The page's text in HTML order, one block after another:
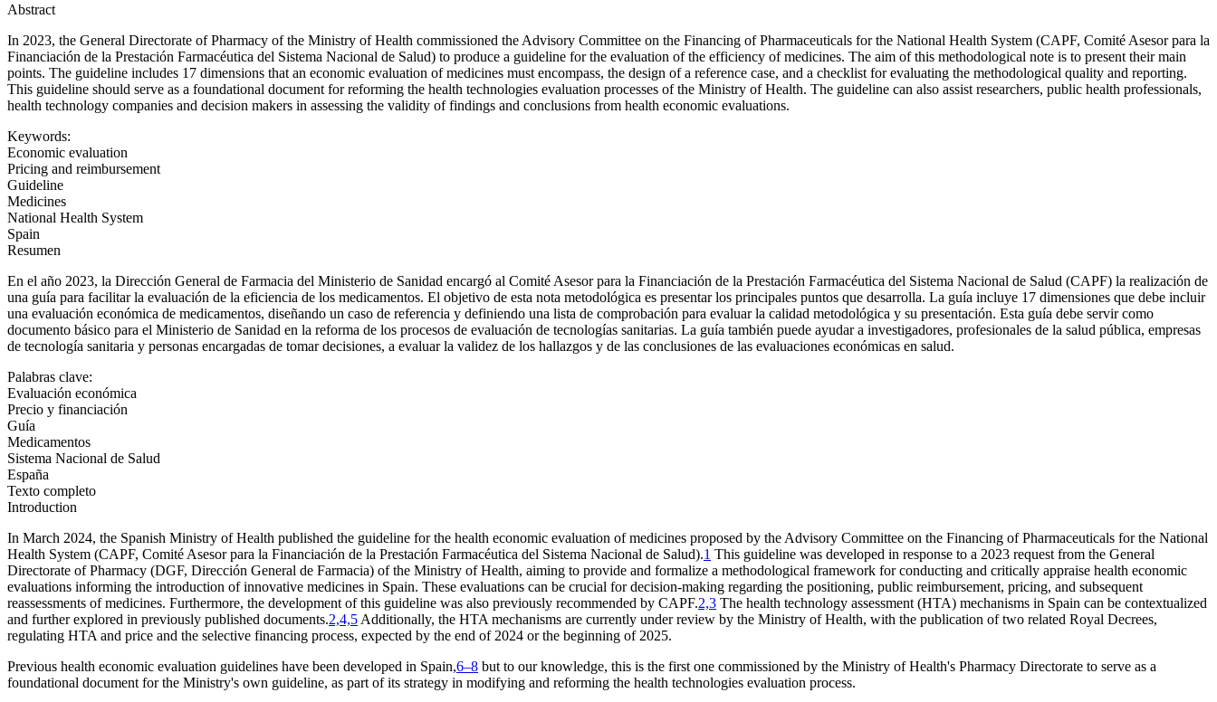
Abstract
In 2023, the General Directorate of Pharmacy of the Ministry of Health commissioned the Advisory Committee on the Financing of Pharmaceuticals for the National Health System (CAPF, Comité Asesor para la
Financiación de la Prestación Farmacéutica del Sistema Nacional de Salud) to produce a guideline for the evaluation of the efficiency of medicines. The aim of this methodological note is to present their main
points. The guideline includes 17 dimensions that an economic evaluation of medicines must encompass, the design of a reference case, and a checklist for evaluating the methodological quality and reporting.
This guideline should serve as a foundational document for reforming the health technologies evaluation processes of the Ministry of Health. The guideline can also assist researchers, public health professionals,
health technology companies and decision makers in assessing the validity of findings and conclusions from health economic evaluations.
Keywords:
Economic evaluation
Pricing and reimbursement
Guideline
Medicines
National Health System
Spain
Resumen
En el año 2023, la Dirección General de Farmacia del Ministerio de Sanidad encargó al Comité Asesor para la Financiación de la Prestación Farmacéutica del Sistema Nacional de Salud (CAPF) la realización de
una guía para facilitar la evaluación de la eficiencia de los medicamentos. El objetivo de esta nota metodológica es presentar los principales puntos que desarrolla. La guía incluye 17 dimensiones que debe incluir
una evaluación económica de medicamentos, diseñando un caso de referencia y definiendo una lista de comprobación para evaluar la calidad metodológica y su presentación. Esta guía debe servir como
documento básico para el Ministerio de Sanidad en la reforma de los procesos de evaluación de tecnologías sanitarias. La guía también puede ayudar a investigadores, profesionales de la salud pública, empresas
de tecnología sanitaria y personas encargadas de tomar decisiones, a evaluar la validez de los hallazgos y de las conclusiones de las evaluaciones económicas en salud.
Palabras clave:
Evaluación económica
Precio y financiación
Guía
Medicamentos
Sistema Nacional de Salud
España
Texto completo
Introduction
In March 2024, the Spanish Ministry of Health published the guideline for the health economic evaluation of medicines proposed by the Advisory Committee on the Financing of Pharmaceuticals for the National
Health System (CAPF, Comité Asesor para la Financiación de la Prestación Farmacéutica del Sistema Nacional de Salud).1 This guideline was developed in response to a 2023 request from the General
Directorate of Pharmacy (DGF, Dirección General de Farmacia) of the Ministry of Health, aiming to provide and formalize a methodological framework for conducting and critically appraise health economic
evaluations informing the introduction of innovative medicines in Spain. These evaluations can be crucial for decision-making regarding the positioning, public reimbursement, pricing, and subsequent
reassessments of medicines. Furthermore, the development of this guideline was also previously recommended by CAPF.2,3 The health technology assessment (HTA) mechanisms in Spain can be contextualized
and further explored in previously published documents.2,4,5 Additionally, the HTA mechanisms are currently under review by the Ministry of Health, with the publication of two related Royal Decrees,
regulating HTA and price and the selective financing process, expected by the end of 2024 or the beginning of 2025.
Previous health economic evaluation guidelines have been developed in Spain,6–8 but to our knowledge, this is the first one commissioned by the Ministry of Health's Pharmacy Directorate to serve as a
foundational document for the Ministry's own guideline, as part of its strategy in modifying and reforming the health technologies evaluation process.